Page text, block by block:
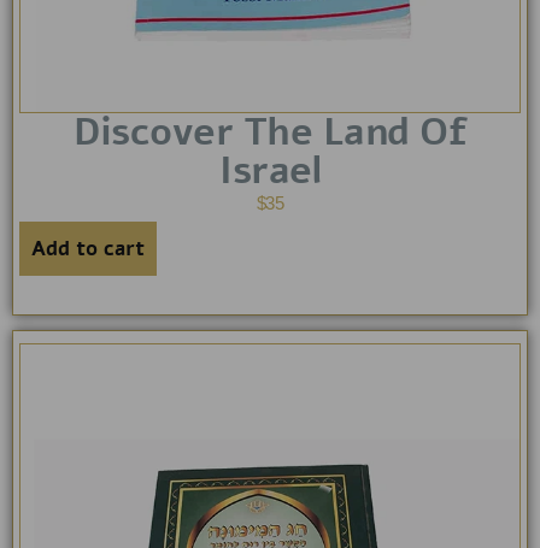
Discover The Land Of
Israel
$35
Add to cart